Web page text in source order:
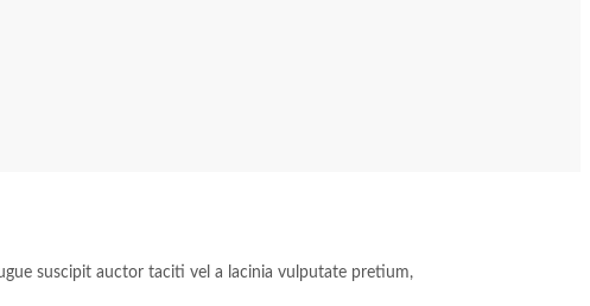
suscipit auctor taciti vel a lacinia vulputate pretium,